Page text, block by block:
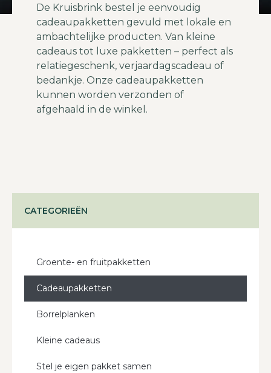
De Kruisbrink bestel je eenvoudig
cadeaupakketten gevuld met lokale en
ambachtelijke producten. Van kleine
cadeaus tot luxe pakketten – perfect als
relatiegeschenk, verjaardagscadeau of
bedankje. Onze cadeaupakketten
kunnen worden verzonden of
afgehaald in de winkel.
CATEGORIEËN
Groente- en fruitpakketten
Cadeaupakketten
Borrelplanken
Kleine cadeaus
Stel je eigen pakket samen